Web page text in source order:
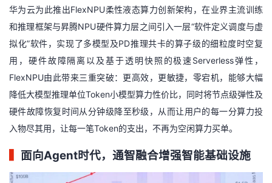
华为云为此推出FlexNPU柔性液态算力创新架构，在业界主流训练
和推理框架与昇腾NPU硬件算力层之间引入一层“软件定义调度与虚
拟化”软件，实现了多模型及PD推理共卡的算子级的细粒度时空复
用，硬件故障隔离以及基于透明快照的极速Serverless弹性，
FlexNPU由此带来三重突破：更高效，更敏捷，零宕机，能够大幅
降低大模型推理单位Token小模型算力性价比，同时将节点级弹性及
硬件故障恢复时间从分钟级降至秒级，从而让用户的每一分算力投
入物尽其用，让每一笔Token的支出，不再为空闲算力买单。
面向Agent时代，通智融合增强智能基础设施